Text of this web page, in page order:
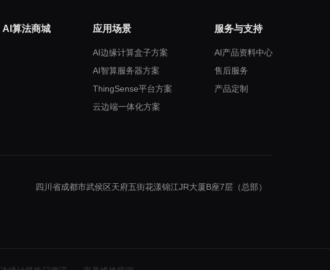
AI算法商城 应用场景
AI边缘计算盒子方案
AI智算服务器方案
ThingSense平台方案
云边端一体化方案
服务与支持
AI产品资料中心
售后服务
产品定制
四川省成都市武侯区天府五街花漾锦江JR大厦B座7层（总部）